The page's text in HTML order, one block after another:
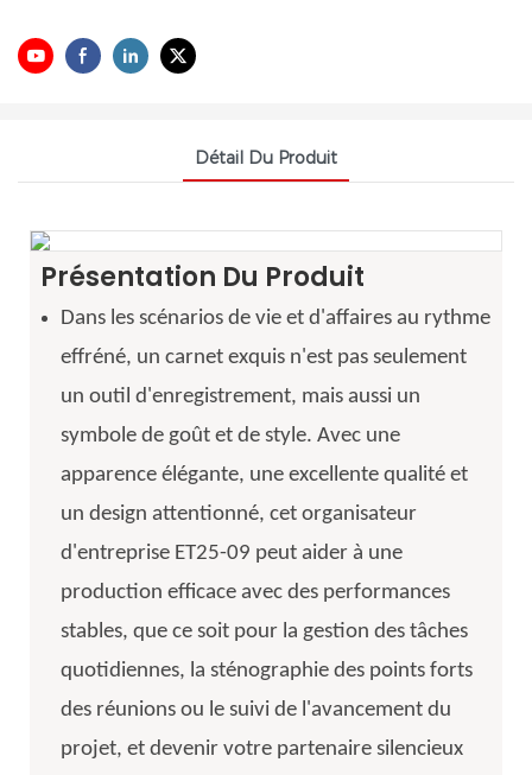
Détail Du Produit
Présentation Du Produit
Dans les scénarios de vie et d'affaires au rythme
effréné, un carnet exquis n'est pas seulement
un outil d'enregistrement, mais aussi un
symbole de goût et de style. Avec une
apparence élégante, une excellente qualité et
un design attentionné, cet organisateur
d'entreprise ET25-09 peut aider à une
production efficace avec des performances
stables, que ce soit pour la gestion des tâches
quotidiennes, la sténographie des points forts
des réunions ou le suivi de l'avancement du
projet, et devenir votre partenaire silencieux